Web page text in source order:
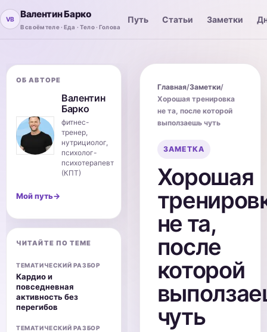
Валентин Барко
В своём теле · Еда · Тело · Голова
Путь Статьи Заметки
Главная/Заметки/
Хорошая тренировка
не та, после которой
выползаешь чуть
ЗАМЕТКА
Хорошая
не та,
после
которой
чуть
ОБ АВТОРЕ
Валентин
Барко
фитнес-
тренер,
нутрициолог,
психолог-
психотерапевт
(КПТ)
Мой путь→
ЧИТАЙТЕ ПО ТЕМЕ
ТЕМАТИЧЕСКИЙ РАЗБОР
Кардио и
повседневная
активность без
перегибов
ТЕМАТИЧЕСКИЙ РАЗБОР